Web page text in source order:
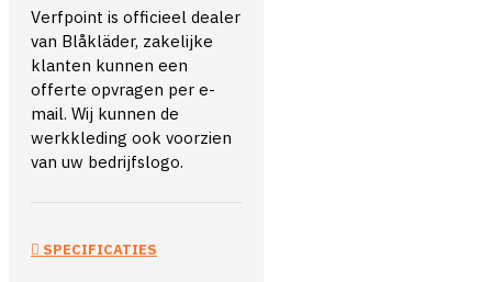
Verfpoint is officieel dealer
van Blåkläder, zakelijke
klanten kunnen een
offerte opvragen per e-
mail. Wij kunnen de
werkkleding ook voorzien
van uw bedrijfslogo.
SPECIFICATIES